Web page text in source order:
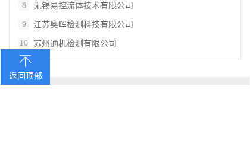
8 无锡易控流体技术有限公司
9 江苏奥晖检测科技有限公司
10 苏州通机检测有限公司
返回顶部